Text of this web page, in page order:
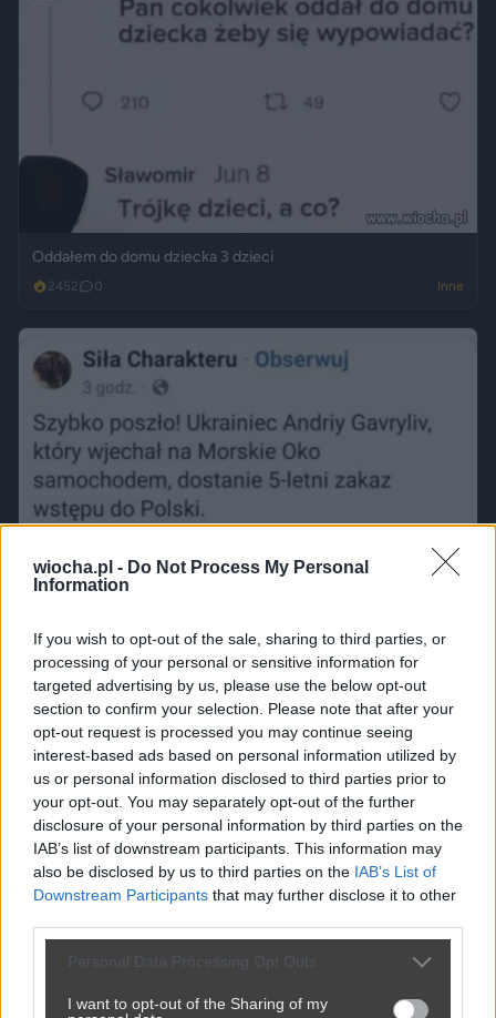
wiocha.pl - Do Not Process My Personal
Information
If you wish to opt-out of the sale, sharing to third parties, or
processing of your personal or sensitive information for
targeted advertising by us, please use the below opt-out
section to confirm your selection. Please note that after your
opt-out request is processed you may continue seeing
interest-based ads based on personal information utilized by
us or personal information disclosed to third parties prior to
your opt-out. You may separately opt-out of the further
disclosure of your personal information by third parties on the
IAB’s list of downstream participants. This information may
also be disclosed by us to third parties on the IAB’s List of
Downstream Participants that may further disclose it to other
Personal Data Processing Opt Outs
I want to opt-out of the Sharing of my
Oddałem do domu dziecka 3 dzieci
2452 0 Inne